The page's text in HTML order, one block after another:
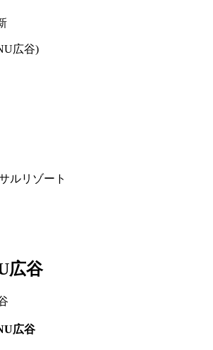
ルリゾート
広谷
広谷